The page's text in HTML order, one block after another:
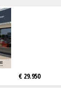
€ 29.950